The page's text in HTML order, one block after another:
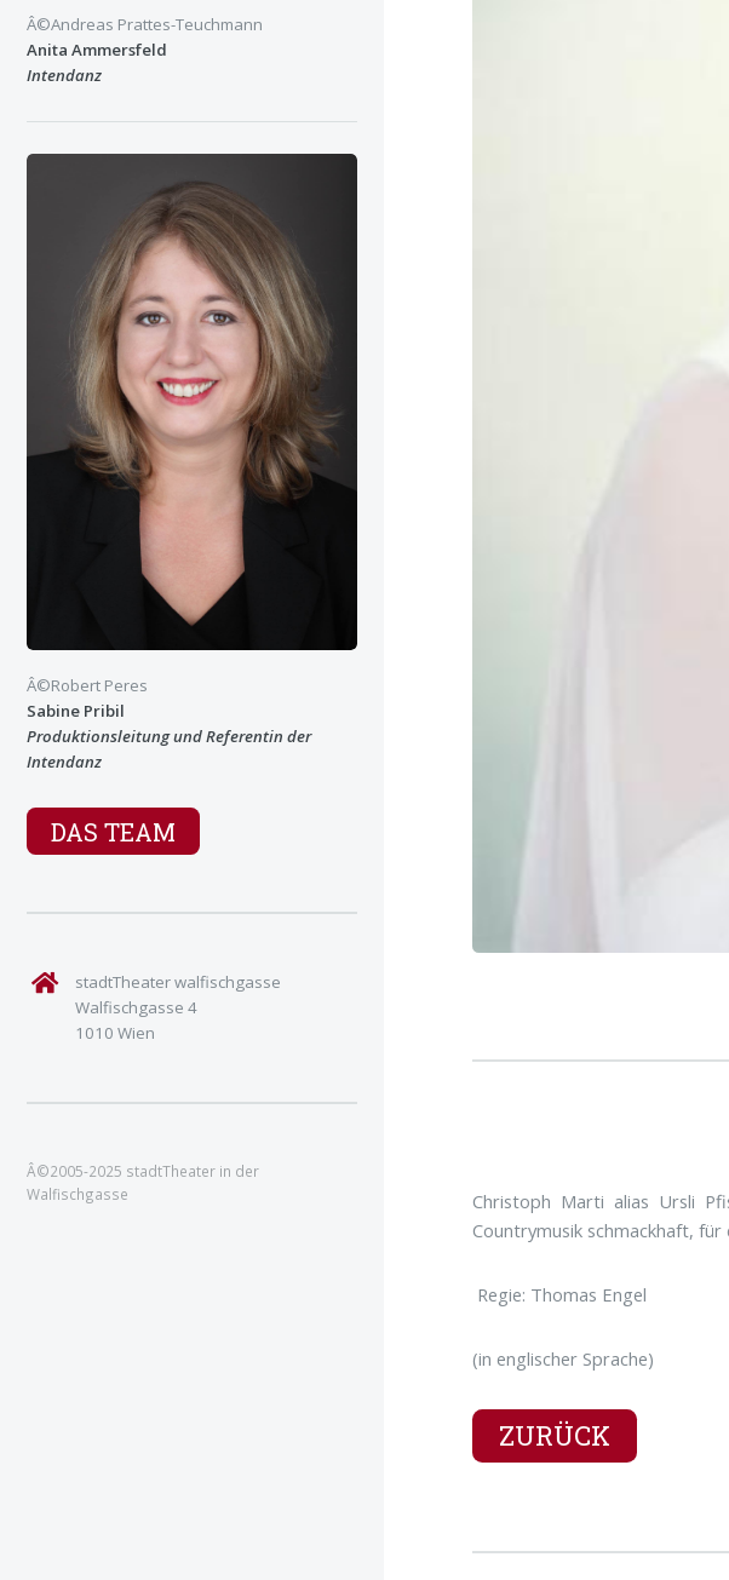
Christoph Marti alias Ursli
Countrymusik schmackhaft,
Regie: Thomas Engel
(in englischer Sprache)
ZURÜCK
Â©Andreas Prattes-Teuchmann
Anita Ammersfeld
Intendanz
Â©Robert Peres
Sabine Pribil
Produktionsleitung und Referentin der
Intendanz
DAS TEAM
stadtTheater walfischgasse
Walfischgasse 4
1010 Wien
Â©2005-2025 stadtTheater in der
Walfischgasse